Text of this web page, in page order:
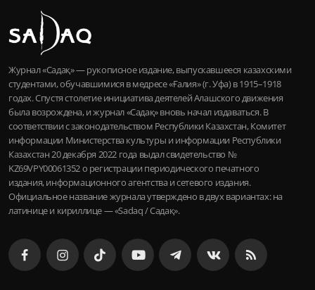
Журнал «Садақ» — рукописное издание, выпускавшееся казахскими
студентами, обучавшимися в медресе «Ғалия» (г. Уфа) в 1915–1918
годах. Спустя столетие инициатива деятелей Алашского движения
была возрождена, и журнал «Садақ» вновь начал издаваться. В
соответствии с законодательством Республики Казахстан, Комитет
информации Министерства культуры и информации Республики
Казахстан 20 декабря 2022 года выдал свидетельство №
KZ69VPY00061352 о регистрации периодического печатного
издания, информационного агентства и сетевого издания.
Официальное название журнала утверждено в двух вариантах: на
латинице и кириллице — «Sadaq / Садақ».